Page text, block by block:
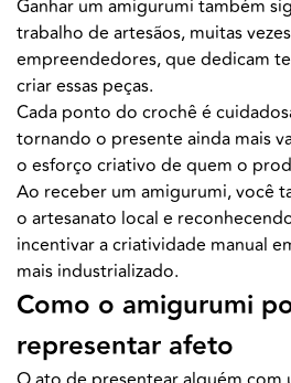
Ganhar um amigurumi também
trabalho de artesãos, muitas
empreendedores, que dedicam
criar essas peças.
Cada ponto do crochê é
tornando o presente ainda mais
o esforço criativo de quem o
Ao receber um amigurumi, você
o artesanato local e
incentivar a criatividade manual
mais industrializado.
Como o amigurumi
representar afeto